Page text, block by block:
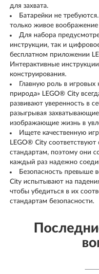
для захвата.
Батарейки не
только живое
Для набора
инструкции, так и
бесплатном приложении
Интерактивные
конструирования.
Главную роль в игровых
природа» LEGO® City
развивают уверенность в
разыгрывая
изображающие жизнь в
Ищете качественную
LEGO® City
стандартам, поэтому они
каждый раз надежно
Безопасность превыше
City испытывают на
чтобы убедиться в их
стандартам безопасности.